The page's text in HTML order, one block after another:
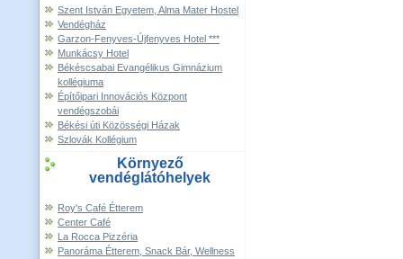
Szent István Egyetem, Alma Mater Hostel
Vendégház
Garzon-Fenyves-Újfenyves Hotel ***
Munkácsy Hotel
Békéscsabai Evangélikus Gimnázium
kollégiuma
Építőipari Innovációs Központ
vendégszobái
Békési úti Közösségi Házak
Szlovák Kollégium
Környező
vendéglátóhelyek
Roy's Café Étterem
Center Café
La Rocca Pizzéria
Panoráma Étterem, Snack Bár, Wellness